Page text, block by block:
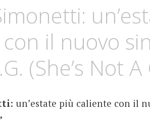
il nuovo
(She’s Not
: un’estate più caliente con il